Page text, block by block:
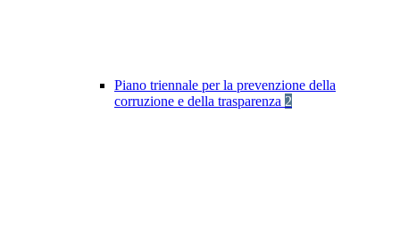
Piano triennale per la prevenzione della
corruzione e della trasparenza 2